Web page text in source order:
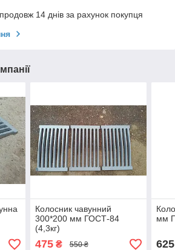
14 днів за рахунок покупця
Колосник чавунний
300*200 мм ГОСТ-84
(4,3кг)
475₴ 550 ₴
мм
625